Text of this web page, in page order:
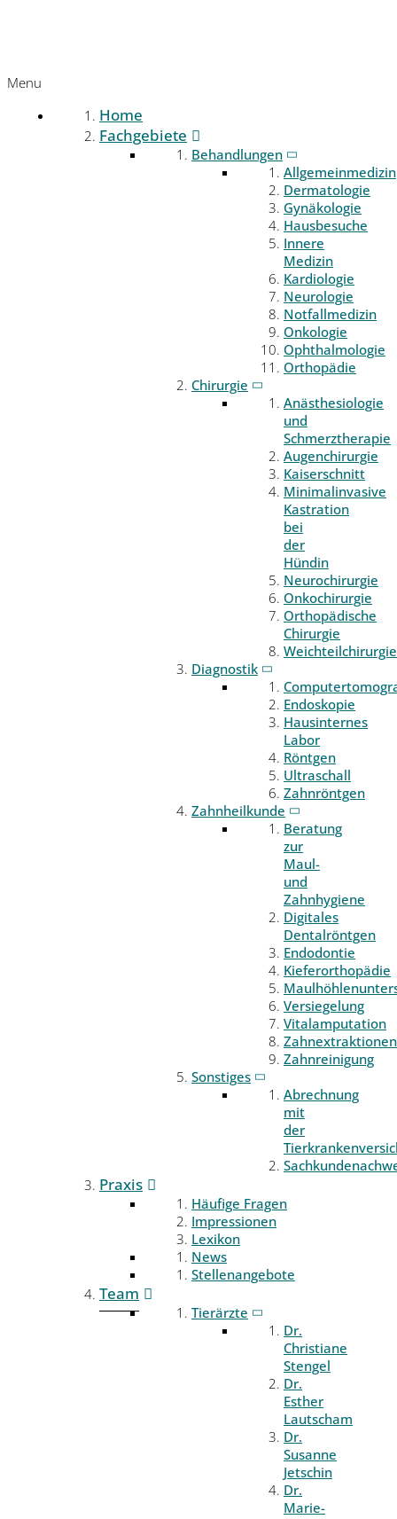
Menu
Home
Fachgebiete
Behandlungen
Allgemeinmedizin
Dermatologie
Gynäkologie
Hausbesuche
Innere
Medizin
Kardiologie
Neurologie
Notfallmedizin
Onkologie
Ophthalmologie
Orthopädie
Chirurgie
Anästhesiologie
und
Schmerztherapie
Augenchirurgie
Kaiserschnitt
Minimalinvasive
Kastration
bei
der
Hündin
Neurochirurgie
Onkochirurgie
Orthopädische
Chirurgie
Weichteilchirurgie
Diagnostik
Endoskopie
Hausinternes
Labor
Röntgen
Ultraschall
Zahnröntgen
Zahnheilkunde
Beratung
zur
Maul-
und
Zahnhygiene
Digitales
Dentalröntgen
Endodontie
Kieferorthopädie
Versiegelung
Vitalamputation
Zahnextraktionen
Zahnreinigung
Sonstiges
Abrechnung
mit
der
Praxis
Häufige Fragen
Impressionen
Lexikon
News
Stellenangebote
Team
Tierärzte
Dr.
Christiane
Stengel
Dr.
Esther
Lautscham
Dr.
Susanne
Jetschin
Dr.
Marie-